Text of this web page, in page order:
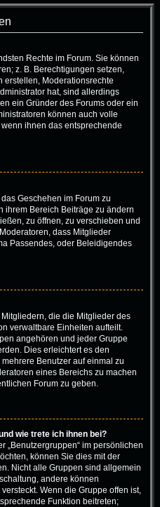
Rechte im Forum. Sie können
z. B. Berechtigungen setzen,
erstellen, Moderationsrechte
hat, sind allerdings
ein Gründer des Forums oder ein
können auch volle
ihnen das entsprechende
Geschehen im Forum zu
ihrem Bereich Beiträge zu ändern
zu öffnen, zu verschieben und
dass Mitglieder
Passendes, oder Beleidigendes
die die Mitglieder des
verwaltbare Einheiten aufteilt.
angehören und jeder Gruppe
Dies erleichtert es den
Benutzer auf einmal zu
eines Bereichs zu machen
Forum zu geben.
wie trete ich ihnen bei?
„Benutzergruppen“ im persönlichen
können Sie dies mit der
Nicht alle Gruppen sind allgemein
andere können
Wenn die Gruppe offen ist,
Funktion beitreten;